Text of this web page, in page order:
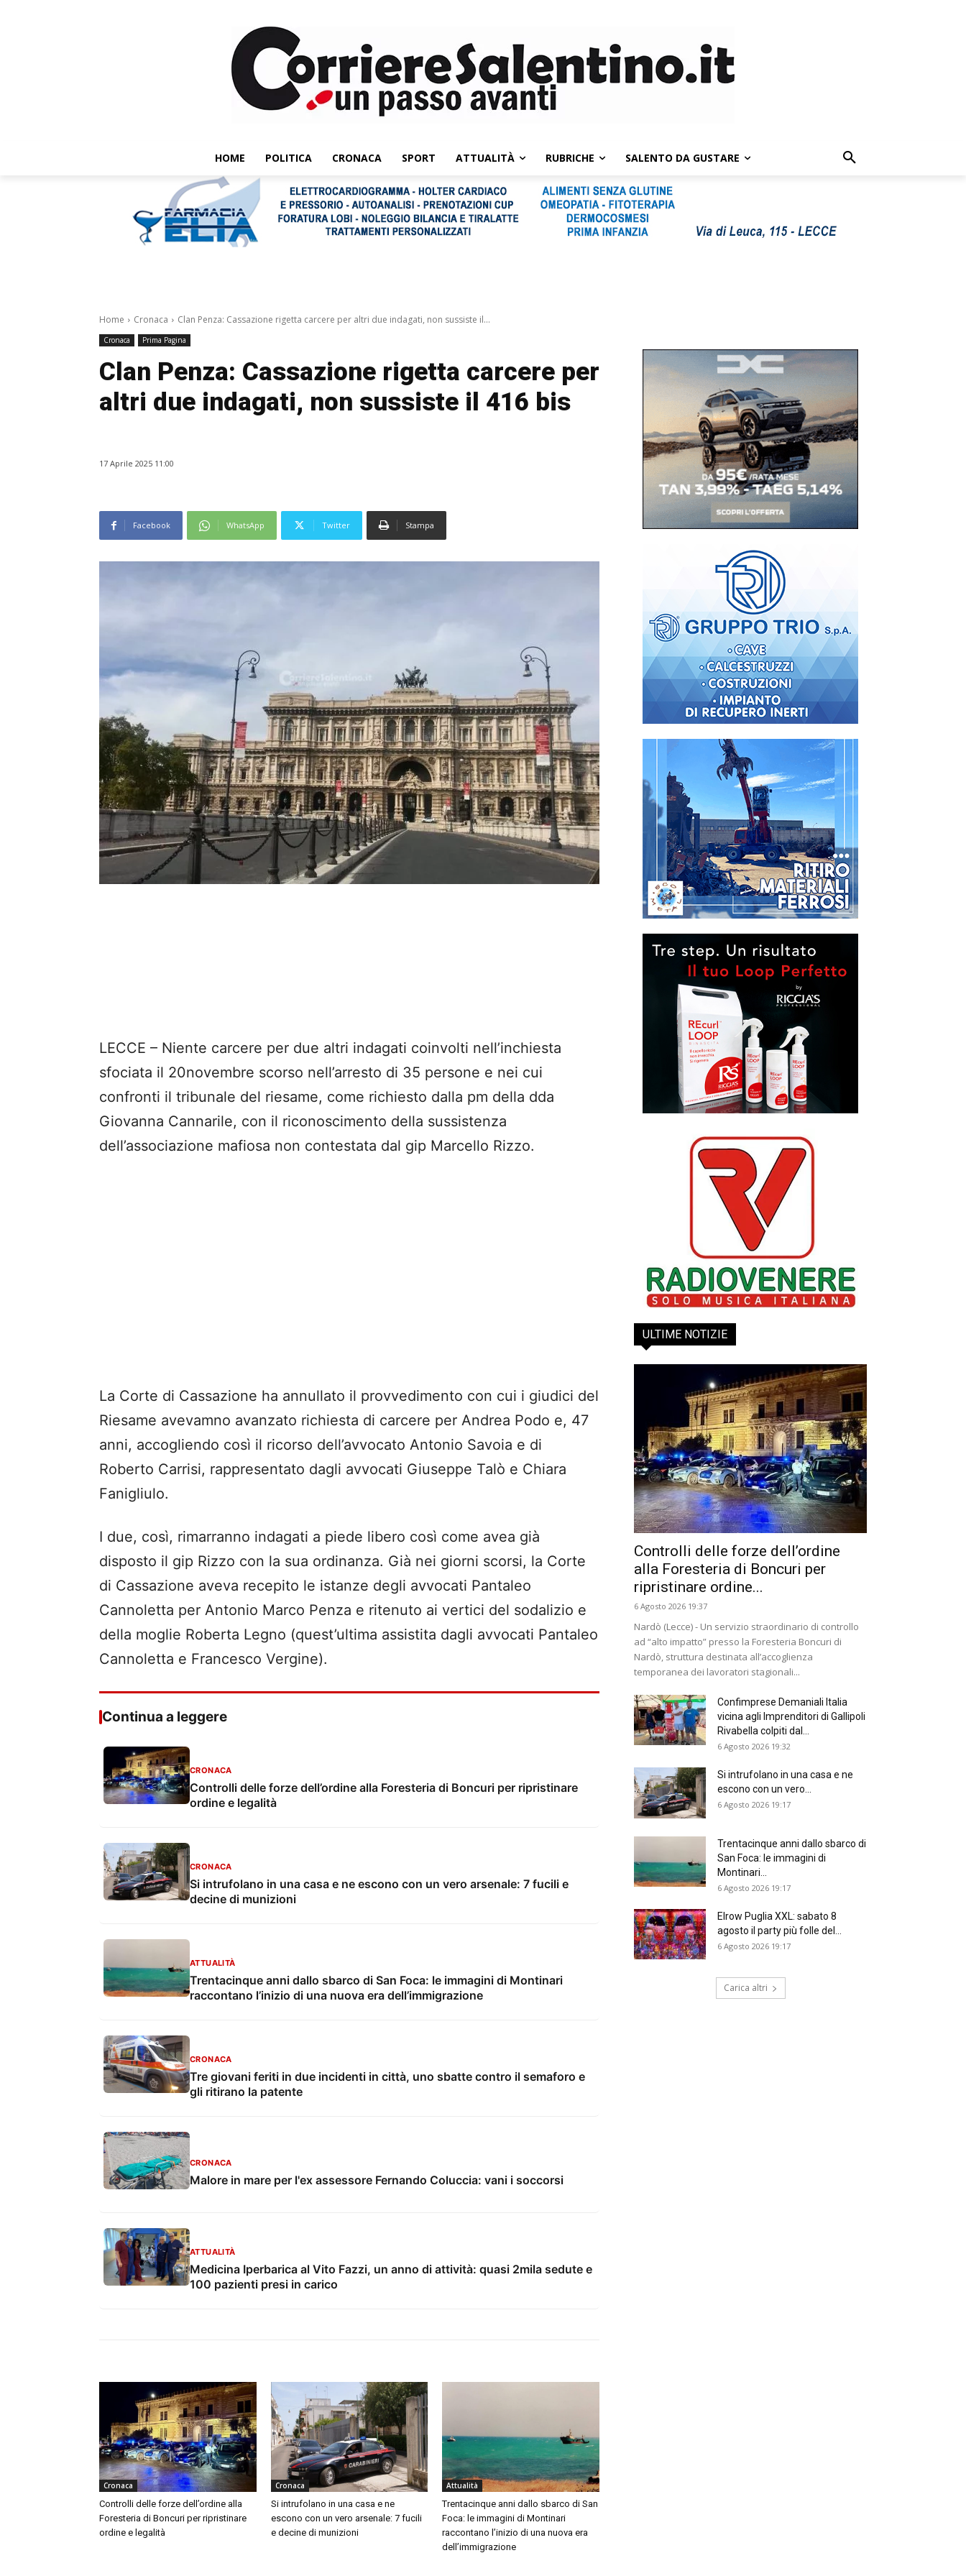
HOME POLITICA CRONACA SPORT ATTUALITÀ RUBRICHE SALENTO DA GUSTARE
Home Cronaca Clan Penza: Cassazione rigetta carcere per altri due indagati, non sussiste il...
Cronaca Prima Pagina
Clan Penza: Cassazione rigetta carcere per
altri due indagati, non sussiste il 416 bis
17 Aprile 2025 11:00
Facebook WhatsApp Twitter Stampa
LECCE – Niente carcere per due altri indagati coinvolti nell’inchiesta
sfociata il 20novembre scorso nell’arresto di 35 persone e nei cui
confronti il tribunale del riesame, come richiesto dalla pm della dda
Giovanna Cannarile, con il riconoscimento della sussistenza
dell’associazione mafiosa non contestata dal gip Marcello Rizzo.
La Corte di Cassazione ha annullato il provvedimento con cui i giudici del
Riesame avevamno avanzato richiesta di carcere per Andrea Podo e, 47
anni, accogliendo così il ricorso dell’avvocato Antonio Savoia e di
Roberto Carrisi, rappresentato dagli avvocati Giuseppe Talò e Chiara
Fanigliulo.
I due, così, rimarranno indagati a piede libero così come avea già
disposto il gip Rizzo con la sua ordinanza. Già nei giorni scorsi, la Corte
di Cassazione aveva recepito le istanze degli avvocati Pantaleo
Cannoletta per Antonio Marco Penza e ritenuto ai vertici del sodalizio e
della moglie Roberta Legno (quest’ultima assistita dagli avvocati Pantaleo
Cannoletta e Francesco Vergine).
Continua a leggere
CRONACA
Controlli delle forze dell’ordine alla Foresteria di Boncuri per ripristinare
ordine e legalità
CRONACA
Si intrufolano in una casa e ne escono con un vero arsenale: 7 fucili e
decine di munizioni
ATTUALITÀ
Trentacinque anni dallo sbarco di San Foca: le immagini di Montinari
raccontano l’inizio di una nuova era dell’immigrazione
CRONACA
Tre giovani feriti in due incidenti in città, uno sbatte contro il semaforo e
gli ritirano la patente
CRONACA
Malore in mare per l'ex assessore Fernando Coluccia: vani i soccorsi
ATTUALITÀ
Medicina Iperbarica al Vito Fazzi, un anno di attività: quasi 2mila sedute e
100 pazienti presi in carico
Cronaca
Controlli delle forze dell’ordine alla
Foresteria di Boncuri per ripristinare
ordine e legalità
Cronaca
Si intrufolano in una casa e ne
escono con un vero arsenale: 7 fucili
e decine di munizioni
Attualità
Trentacinque anni dallo sbarco di San
Foca: le immagini di Montinari
raccontano l’inizio di una nuova era
dell’immigrazione
ULTIME NOTIZIE
Controlli delle forze dell’ordine
alla Foresteria di Boncuri per
ripristinare ordine...
6 Agosto 2026 19:37
Nardò (Lecce) - Un servizio straordinario di controllo
ad “alto impatto” presso la Foresteria Boncuri di
Nardò, struttura destinata all’accoglienza
temporanea dei lavoratori stagionali...
Confimprese Demaniali Italia
vicina agli Imprenditori di Gallipoli
Rivabella colpiti dal...
6 Agosto 2026 19:32
Si intrufolano in una casa e ne
escono con un vero...
6 Agosto 2026 19:17
Trentacinque anni dallo sbarco di
San Foca: le immagini di
Montinari...
6 Agosto 2026 19:17
Elrow Puglia XXL: sabato 8
agosto il party più folle del...
6 Agosto 2026 19:17
Carica altri